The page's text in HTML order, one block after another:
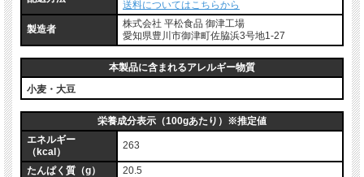
送料についてはこちらから
製造者
株式会社 平松食品 御津工場
愛知県豊川市御津町佐脇浜3号地1-27
本製品に含まれるアレルギー物質
小麦・大豆
栄養成分表示（100gあたり）※推定値
エネルギー
（kcal）
263
たんぱく質（g）
20.5